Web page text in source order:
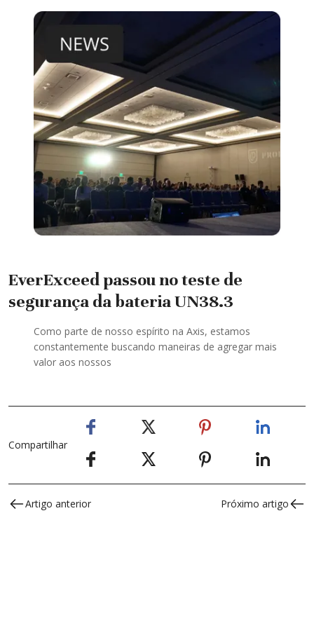
EverExceed passou no teste de
segurança da bateria UN38.3
Como parte de nosso espírito na Axis, estamos
constantemente buscando maneiras de agregar mais
valor aos nossos
Compartilhar
Artigo anterior Próximo artigo